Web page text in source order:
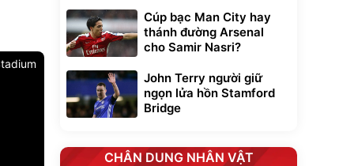
Cúp bạc Man City hay
thánh đường Arsenal
cho Samir Nasri?
John Terry người giữ
ngọn lửa hồn Stamford
Bridge
CHÂN DUNG NHÂN VẬT